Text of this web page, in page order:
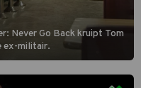
Never Go Back kruipt Tom
ex-militair.